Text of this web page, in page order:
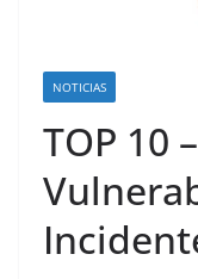
NOTICIAS
TOP 10 –